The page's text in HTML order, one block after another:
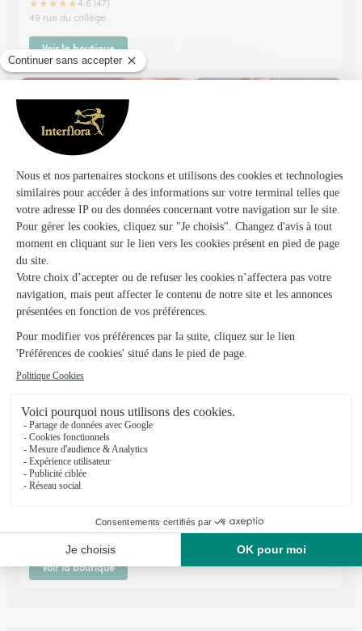
★★★★★4.6 (47)
49 rue du collège
Voir la boutique
Symphonie Florale
Chatillon Sur Chalaronne
★★
3, rue Gambetta
Voir la boutique
Vert Nature
4.4 (38)
62, place Ferdinand de Béost
Voir la boutique